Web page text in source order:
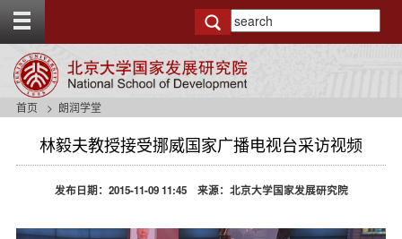
g
t
首页 朗润学堂
林毅夫教授接受挪威国家广播电视台采访视频
发布日期：2015-11-09 11:45 来源：北京大学国家发展研究院